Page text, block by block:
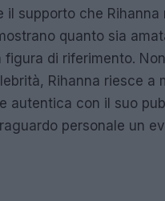
il supporto che
quanto sia
figura di riferimento.
Rihanna riesce a
autentica con il suo
personale un